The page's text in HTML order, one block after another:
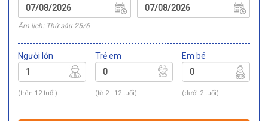
Âm lịch: Thứ sáu 25/6
Người lớn
(trên 12 tuổi)
Trẻ em
(từ 2 - 12 tuổi)
Em bé
(dưới 2 tuổi)